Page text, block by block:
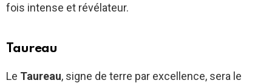
fois intense et révélateur.
Taureau
Le Taureau, signe de terre par excellence, sera le